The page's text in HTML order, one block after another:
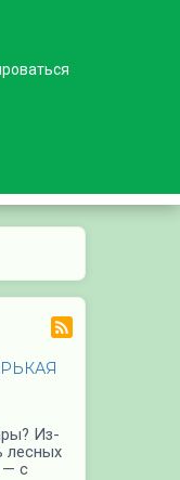
Из-
лесных
— с